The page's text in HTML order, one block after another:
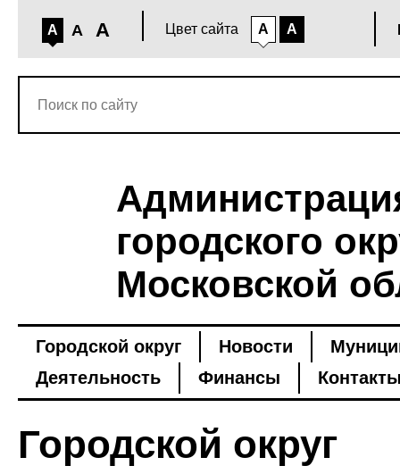
A A A Цвет сайта A A
городского
Московской
Городской округ Новости
Деятельность
Финансы
Городской округ